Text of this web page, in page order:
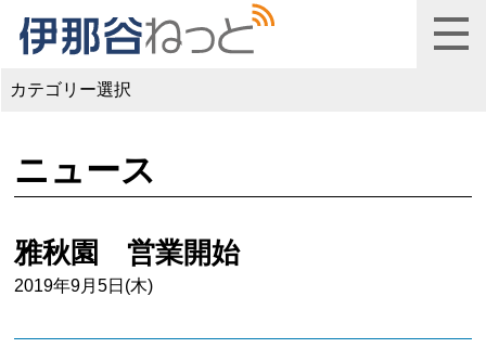
カテゴリー選択
ニュース
雅秋園 営業開始
2019年9月5日(木)